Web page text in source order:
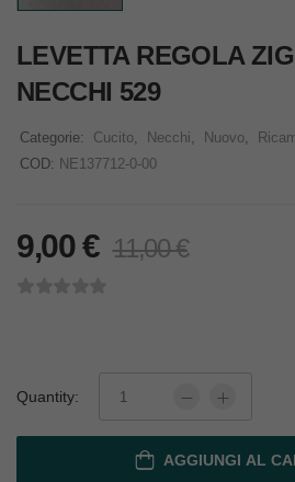
LEVETTA REGOLA
NECCHI 529
Categorie: Cucito, Necchi, Nuovo,
COD: NE137712-0-00
9,00€ 11,00€
Quantity:
AGGIUNGI AL